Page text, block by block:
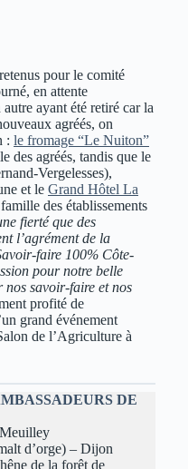
pour le comité
en attente
ayant été retiré car la
agréés, on
: le fromage “Le Nuiton”
des agréés, tandis que le
Vergelesses),
et le Grand Hôtel La
des établissements
fierté que des
l’agrément de la
faire 100% Côte-
pour notre belle
nos savoir-faire et nos
profité de
grand événement
de l’Agriculture à
DE
d’orge) – Dijon
de la forêt de